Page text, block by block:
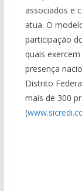
associados e
atua. O
participação
quais
presença
Distrito
mais de 300
(